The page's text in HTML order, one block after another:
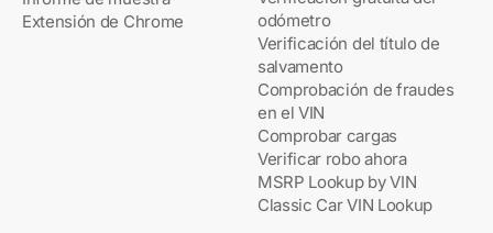
Extensión de Chrome
odómetro
Verificación del título de
salvamento
Comprobación de fraudes
en el VIN
Comprobar cargas
Verificar robo ahora
MSRP Lookup by VIN
Classic Car VIN Lookup